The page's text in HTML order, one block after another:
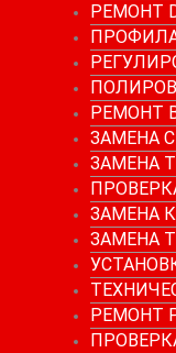
РЕМОНТ
РЕМОНТ
ЗАМЕНА
ЗАМЕНА
ЗАМЕНА
ЗАМЕНА
РЕМОНТ